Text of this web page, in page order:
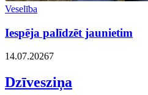
Veselība
Iespēja palīdzēt jaunietim
14.07.20267
Dzīvesziņa